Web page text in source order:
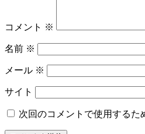
コメント ※
名前 ※
メール ※
サイト
次回のコメントで使用するた